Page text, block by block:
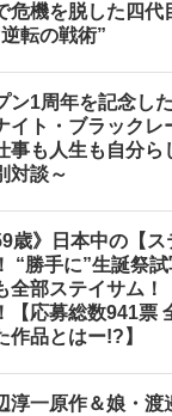
危機を脱した四代
転の戦術”
ン1周年を記念し
イト・ブラックレ
も人生も自分ら
対談～
歳》日本中の【
“勝手に”生誕祭
全部ステイサム！
【応募総数941票
作品とはー!?】
淳一原作＆娘・